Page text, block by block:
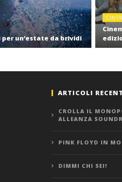
un’estate da brividi
ARTICOLI
CROLLA IL
ALLEANZA
PINK FLOYD IN
DIMMI CHI SEI!